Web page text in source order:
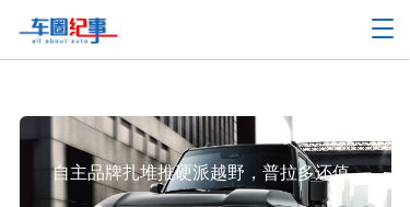
T
e
n
自主品牌扎堆推硬派越野，普拉多还值